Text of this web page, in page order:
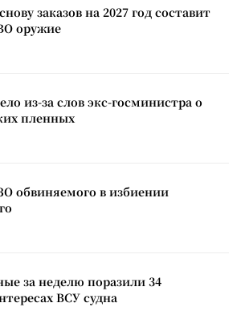
заказов на 2027 год составит
оружие
из-за слов экс-госминистра о
пленных
обвиняемого в избиении
за неделю поразили 34
ВСУ судна